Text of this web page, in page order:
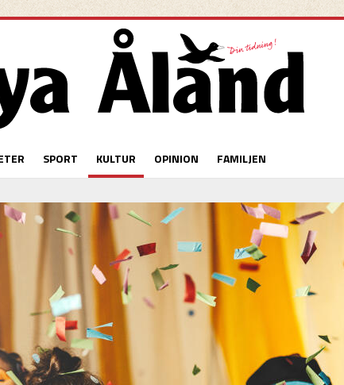
SPORT KULTUR OPINION FAMILJEN